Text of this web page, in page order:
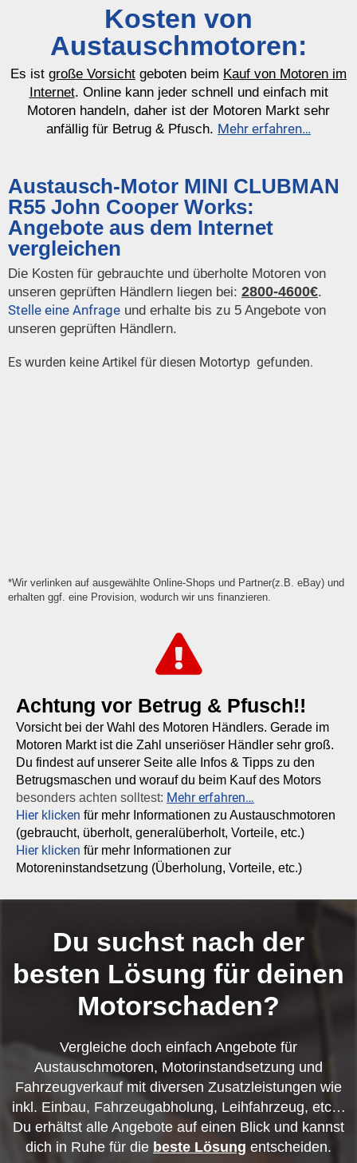
Kosten von
Austauschmotoren:
Es ist große Vorsicht geboten beim Kauf von Motoren im
Internet. Online kann jeder schnell und einfach mit
Motoren handeln, daher ist der Motoren Markt sehr
anfällig für Betrug & Pfusch. Mehr erfahren…
Austausch-Motor MINI CLUBMAN
R55 John Cooper Works:
Angebote aus dem Internet
vergleichen
Die Kosten für gebrauchte und überholte Motoren von
unseren geprüften Händlern liegen bei: 2800-4600€.
Stelle eine Anfrage und erhalte bis zu 5 Angebote von
unseren geprüften Händlern.
Es wurden keine Artikel für diesen Motortyp gefunden.
*Wir verlinken auf ausgewählte Online-Shops und Partner(z.B. eBay) und
erhalten ggf. eine Provision, wodurch wir uns finanzieren.
Achtung vor Betrug & Pfusch!!
Vorsicht bei der Wahl des Motoren Händlers. Gerade im
Motoren Markt ist die Zahl unseriöser Händler sehr groß.
Du findest auf unserer Seite alle Infos & Tipps zu den
Betrugsmaschen und worauf du beim Kauf des Motors
besonders achten solltest: Mehr erfahren…
Hier klicken für mehr Informationen zu Austauschmotoren
(gebraucht, überholt, generalüberholt, Vorteile, etc.)
Hier klicken für mehr Informationen zur
Motoreninstandsetzung (Überholung, Vorteile, etc.)
Du suchst nach der
besten Lösung für deinen
Motorschaden?
Vergleiche doch einfach Angebote für
Austauschmotoren, Motorinstandsetzung und
Fahrzeugverkauf mit diversen Zusatzleistungen wie
inkl. Einbau, Fahrzeugabholung, Leihfahrzeug, etc…
Du erhältst alle Angebote auf einen Blick und kannst
dich in Ruhe für die beste Lösung entscheiden.